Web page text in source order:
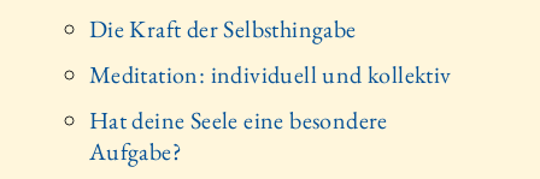
Die Kraft der Selbsthingabe
Meditation: individuell und kollektiv
Hat deine Seele eine besondere
Aufgabe?